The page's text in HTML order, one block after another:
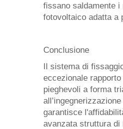
fissano saldamente
fotovoltaico adatta a
Conclusione
Il sistema di
eccezionale
pieghevoli a forma
garantisce
avanzata struttura